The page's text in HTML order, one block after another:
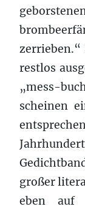
restlos
„mess-
scheinen
großer
eben auf